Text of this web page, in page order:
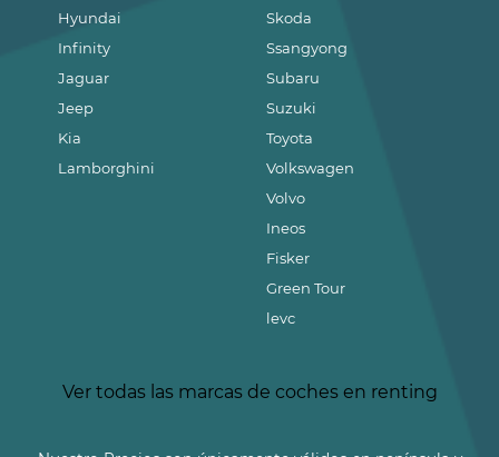
Hyundai
Infinity
Jaguar
Jeep
Kia
Lamborghini
Skoda
Ssangyong
Subaru
Suzuki
Toyota
Volkswagen
Volvo
Ineos
Fisker
Green Tour
levc
Ver todas las marcas de coches en renting